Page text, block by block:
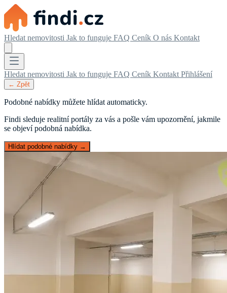
Hledat nemovitosti Jak to funguje FAQ Ceník O nás Kontakt
Hledat nemovitosti Jak to funguje FAQ Ceník Kontakt Přihlášení
← Zpět
Podobné nabídky můžete hlídat automaticky.
Findi sleduje realitní portály za vás a pošle vám upozornění, jakmile
se objeví podobná nabídka.
Hlídat podobné nabídky →